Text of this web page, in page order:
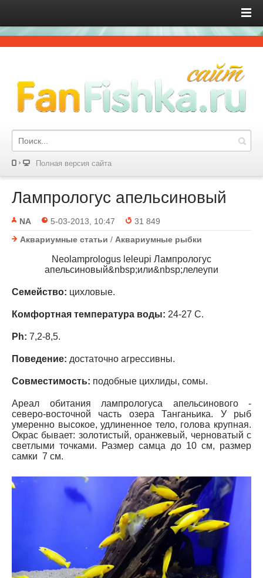
Полная версия сайта
Лампрологус апельсиновый
NA 5-03-2013, 10:47
31 849
Аквариумные статьи / Аквариумные рыбки
Neolamprologus leleupi Лампрологус
апельсиновый&nbsp;или&nbsp;лелеупи
Семейство: цихловые.
Комфортная температура воды: 24-27 С.
Ph: 7,2-8,5.
Поведение: достаточно агрессивны.
Совместимость: подобные цихлиды, сомы.
Ареал обитания
лампрологуса апельсинового -
северо-восточной часть озера Танганьика. У рыб
умеренно высокое, удлиненное тело, голова крупная.
Окрас бывает: золотистый, оранжевый, черноватый с
светлыми точками. Размер самца до 10 см, размер
самки 7 см.